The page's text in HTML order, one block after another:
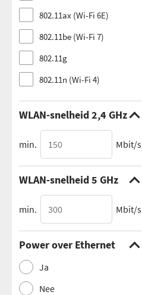
802.11ax (Wi-Fi 6E)
802.11be (Wi-Fi 7)
802.11g
802.11n (Wi-Fi 4)
WLAN-snelheid 2,4 GHz
min. Mbit/s
WLAN-snelheid 5 GHz
min. Mbit/s
Power over Ethernet
Ja
Nee